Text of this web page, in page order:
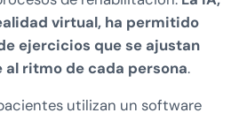
virtual, ha permitido
ejercicios que se ajustan
ritmo de cada persona.
utilizan un software